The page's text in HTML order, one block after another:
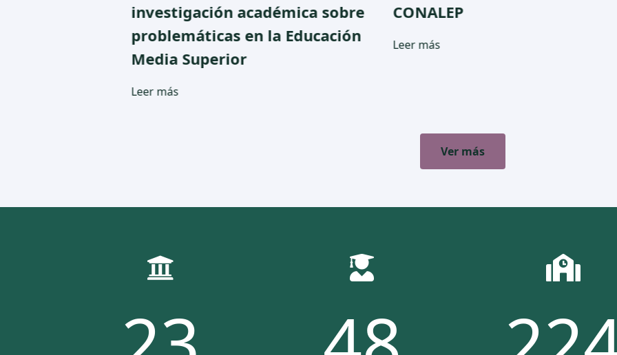
investigación académica sobre
problemáticas en la Educación
Media Superior
CONALEP
Leer más
Ver más